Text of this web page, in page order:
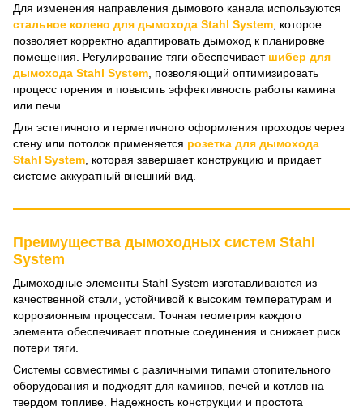
Для изменения направления дымового канала используются
стальное колено для дымохода Stahl System , которое
позволяет корректно адаптировать дымоход к планировке
помещения. Регулирование тяги обеспечивает шибер для
дымохода Stahl System , позволяющий оптимизировать
процесс горения и повысить эффективность работы камина
или печи.
Для эстетичного и герметичного оформления проходов через
стену или потолок применяется розетка для дымохода
Stahl System , которая завершает конструкцию и придает
системе аккуратный внешний вид.
Преимущества дымоходных систем Stahl
System
Дымоходные элементы Stahl System изготавливаются из
качественной стали, устойчивой к высоким температурам и
коррозионным процессам. Точная геометрия каждого
элемента обеспечивает плотные соединения и снижает риск
потери тяги.
Системы совместимы с различными типами отопительного
оборудования и подходят для каминов, печей и котлов на
твердом топливе. Надежность конструкции и простота